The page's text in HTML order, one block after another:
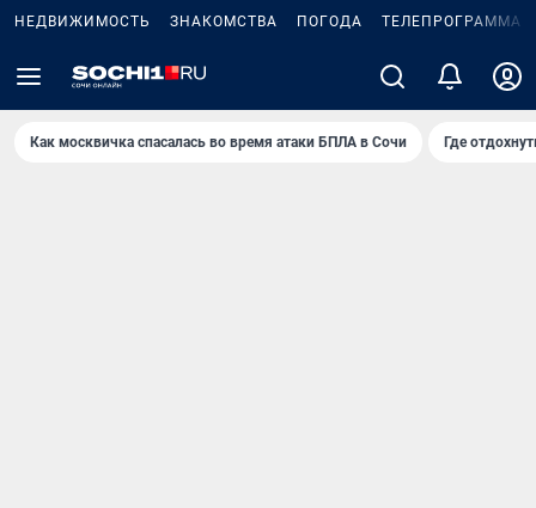
НЕДВИЖИМОСТЬ ЗНАКОМСТВА ПОГОДА ТЕЛЕПРОГРАММА
Как москвичка спасалась во время атаки БПЛА в Сочи Где